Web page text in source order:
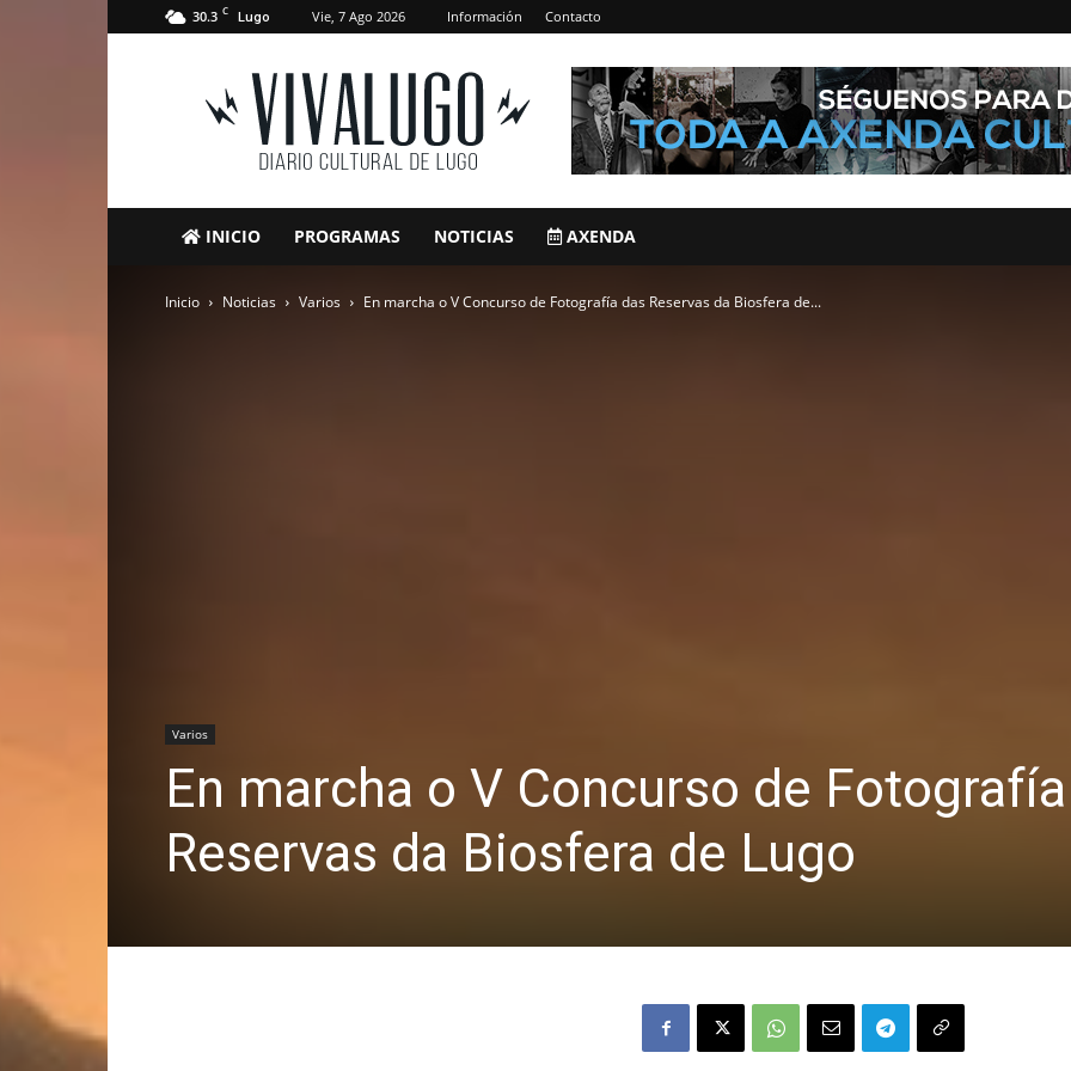
30.3 C Lugo Vie, 7 Ago 2026 Información Contacto
VivaLugo
INICIO PROGRAMAS NOTICIAS AXENDA
Inicio Noticias Varios En marcha o V Concurso de Fotografía das Reservas da Biosfera de...
Varios
En marcha o V Concurso de
Reservas da Biosfera de Lugo